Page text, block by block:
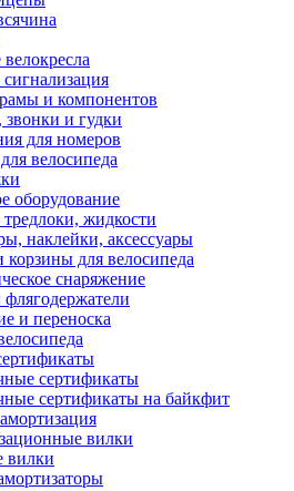
и компонентов
звонки и гудки
для номеров
велосипеда
оборудование
жидкости
наклейки, аксессуары
для велосипеда
снаряжение
и переноска
сертификаты
сертификаты на байкфит
вилки
вилки